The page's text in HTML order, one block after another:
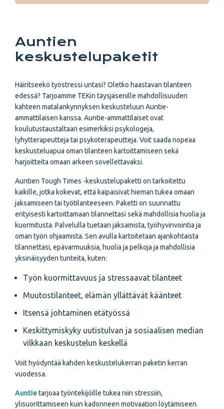
Auntien
keskustelupaketit
Häiritseekö työstressi untasi? Oletko haastavan tilanteen
edessä? Tarjoamme TEKin täysjäsenille mahdollisuuden
kahteen matalankynnyksen keskusteluun Auntie-
ammattilaisen kanssa. Auntie-ammattilaiset ovat
koulutustaustaltaan esimerkiksi psykologeja,
lyhytterapeutteja tai psykoterapeutteja. Voit saada nopeaa
keskusteluapua oman tilanteen kartoittamiseen sekä
harjoitteita omaan arkeen sovellettavaksi.
Auntien Tough Times -keskustelupaketti on tarkoitettu
kaikille, jotka kokevat, että kaipaisivat hieman tukea omaan
jaksamiseen tai työtilanteeseen. Paketti on suunnattu
erityisesti kartoittamaan tilannettasi sekä mahdollisia huolia ja
kuormitusta. Palvelulla tuetaan jaksamista, työhyvinvointia ja
oman työn ohjaamista. Sen avulla kartoitetaan ajankohtaista
tilannettasi, epävarmuuksia, huolia ja pelkoja ja mahdollisia
yksinäisyyden tunteita, kuten:
Työn kuormittavuus ja stressaavat tilanteet
Muutostilanteet, elämän yllättävät käänteet
Itsensä johtaminen etätyössä
Keskittymiskyky uutistulvan ja sosiaalisen median
vilkkaan keskustelun keskellä
Voit hyödyntää kahden keskustelukerran paketin kerran
vuodessa.
Auntietarjoaa työntekijöille tukea niin stressiin,
ylisuorittamiseen kuin kadonneen motivaation löytämiseen.